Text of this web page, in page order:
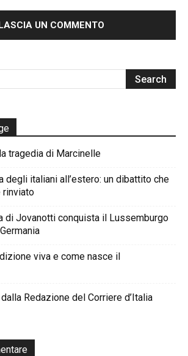
tragedia di Marcinelle
degli italiani all’estero: un dibattito che
rinviato
di Jovanotti conquista il Lussemburgo
viva e come nasce il
Redazione del Corriere d’Italia